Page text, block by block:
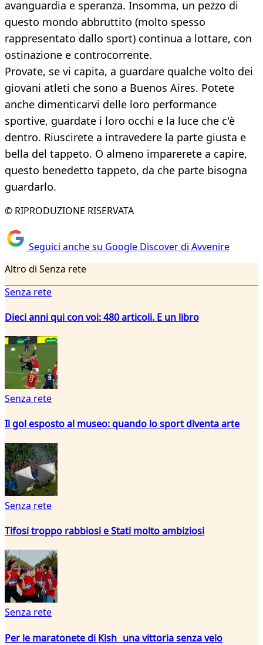
avanguardia e speranza. Insomma, un pezzo di
questo mondo abbruttito (molto spesso
rappresentato dallo sport) continua a lottare, con
ostinazione e controcorrente.
Provate, se vi capita, a guardare qualche volto dei
giovani atleti che sono a Buenos Aires. Potete
anche dimenticarvi delle loro performance
sportive, guardate i loro occhi e la luce che c'è
dentro. Riuscirete a intravedere la parte giusta e
bella del tappeto. O almeno imparerete a capire,
questo benedetto tappeto, da che parte bisogna
guardarlo.
© RIPRODUZIONE RISERVATA
Seguici anche su Google Discover di Avvenire
Altro di Senza rete
Senza rete
Dieci anni qui con voi: 480 articoli. E un libro
Senza rete
Il gol esposto al museo: quando lo sport diventa arte
Senza rete
Tifosi troppo rabbiosi e Stati molto ambiziosi
Senza rete
Per le maratonete di Kish una vittoria senza velo